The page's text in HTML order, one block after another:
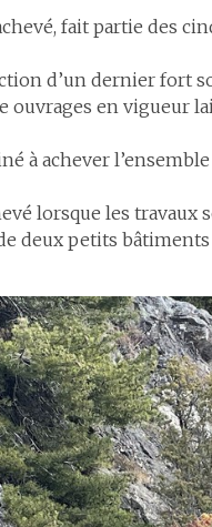
fait partie des
d’un dernier fort
ouvrages en vigueur
à achever
lorsque les travaux
deux petits